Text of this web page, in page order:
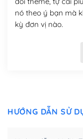
nó theo ý bạn mà
kỳ đơn vị nào.
HƯỚNG DẪN SỬ